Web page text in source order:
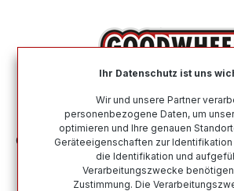
Ganzjahresreifen Nach Marke
Ganzjahresreifen von
Ihr Datenschutz ist uns
Wir und unsere Partner
personenbezogene Daten, um
optimieren und Ihre genauen
Geräteeigenschaften zur Identifikation
die Identifikation und
Verarbeitungszwecke benötigen
Zustimmung. Die